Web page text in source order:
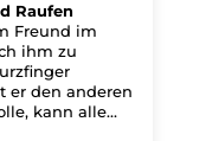
Raufen
Freund im
ihm zu
er den anderen
kann alle